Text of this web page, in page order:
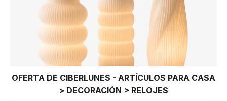
OFERTA DE CIBERLUNES - ARTÍCULOS PARA CASA
> DECORACIÓN > RELOJES